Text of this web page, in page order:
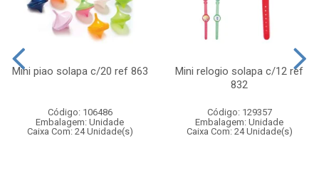
Mini piao solapa c/20 ref 863
Código: 106486
Embalagem: Unidade
Caixa Com: 24 Unidade(s)
Mini relogio solapa c/12 ref
832
Código: 129357
Embalagem: Unidade
Caixa Com: 24 Unidade(s)